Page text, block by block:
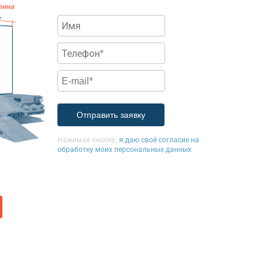
Нажимая кнопку, я даю своё согласие на
обработку моих персональных данных